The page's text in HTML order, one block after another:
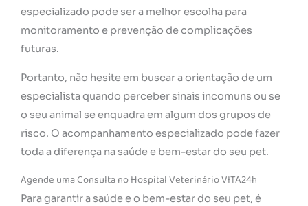
especializado pode ser a melhor escolha para
monitoramento e prevenção de complicações
futuras.
Portanto, não hesite em buscar a orientação de um
especialista quando perceber sinais incomuns ou se
o seu animal se enquadra em algum dos grupos de
risco. O acompanhamento especializado pode fazer
toda a diferença na saúde e bem-estar do seu pet.
Agende uma Consulta no Hospital Veterinário VITA24h
Para garantir a saúde e o bem-estar do seu pet, é